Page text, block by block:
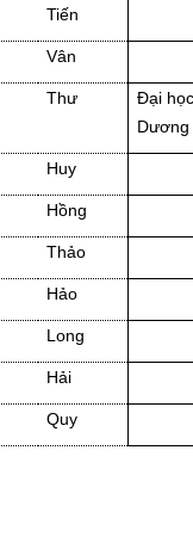
Tiến
Vân
Thư
Đại
Dương
Huy
Hồng
Thảo
Hảo
Long
Hải
Quy